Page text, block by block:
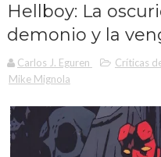
Hellboy: La
demonio y la
Carlos J. Eguren Críticas
Mike Mignola